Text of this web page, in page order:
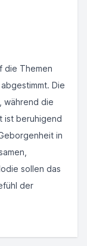
die Themen
Die
während die
ist beruhigend
in
sollen das
der